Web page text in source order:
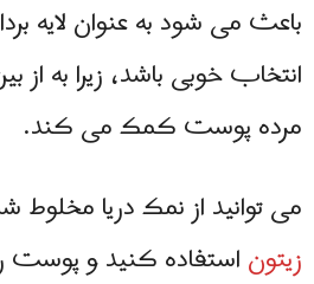
باعث می شود به عنوان لایه
انتخاب خوبی باشد، زیرا به
مرده پوست کمک می کند.
می توانید از نمک دریا
زیتوناستفاده کنید و پوست